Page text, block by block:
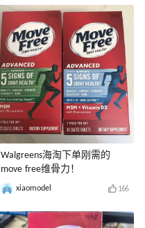
Walgreens海淘下单刚需的
move free维骨力！
xiaomodel 166